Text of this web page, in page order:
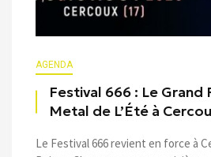
AGENDA
Festival 666 : Le Grand
Metal de L’Été à
Le Festival 666 revient en force à